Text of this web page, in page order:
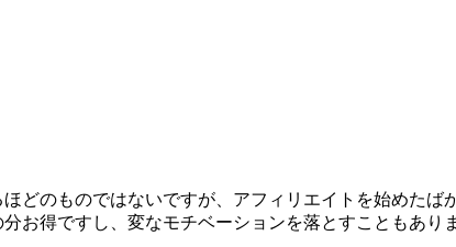
どのものではないですが、アフィリエイトを始めた
お得ですし、変なモチベーションを落とすこともあり